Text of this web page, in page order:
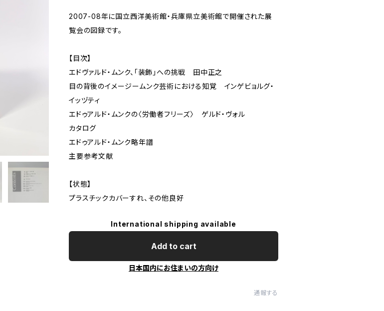
2007-08年に国立西洋美術館・兵庫県立美術館で開催された展
覧会の図録です。
【目次】
エドヴァルド・ムンク、「装飾」への挑戦 田中正之
目の背後のイメージームンク芸術における知覚 インゲビョルグ・
イッヅティ
エドゥアルド・ムンクの〈労働者フリーズ〉 ゲルド・ヴォル
カタログ
エドゥアルド・ムンク略年譜
主要参考文献
【状態】
プラスチックカバーすれ、その他良好
International shipping available
Add to cart
日本国内にお住まいの方向け
通報する